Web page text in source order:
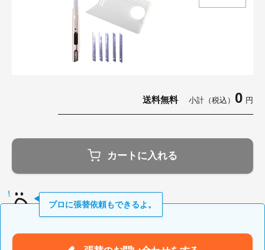
送料無料 小計（税込） 0 円
カートに入れる
プロに張替依頼もできるよ。